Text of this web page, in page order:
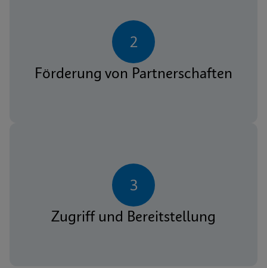
2
Förderung von Partnerschaften
3
Zugriff und Bereitstellung